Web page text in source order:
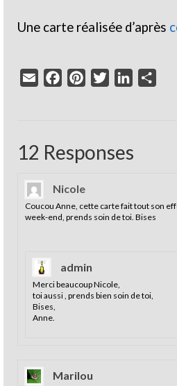
Une carte réalisée d’après
Email FacebookPinterestTwitterLinkedIn
12 Responses
Nicole
Coucou Anne, cette carte fait tout son
week-end, prends soin de toi. Bises
admin
Merci beaucoup Nicole,
toi aussi , prends bien soin de toi,
Bises,
Anne.
Marilou